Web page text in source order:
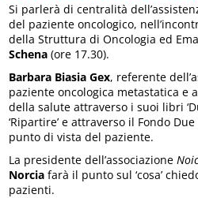
Si parlerà di centralità
del paziente oncologico,
della Struttura di Oncologia ed
Schena(ore 17.30).
Barbara Biasia Gex, referente
paziente oncologica metastatica e
della salute attraverso i suoi libri
‘Ripartire’ e attraverso il Fondo
punto di vista del paziente.
La presidente dell’associazione
Norciafarà il punto sul ‘cosa’
pazienti.